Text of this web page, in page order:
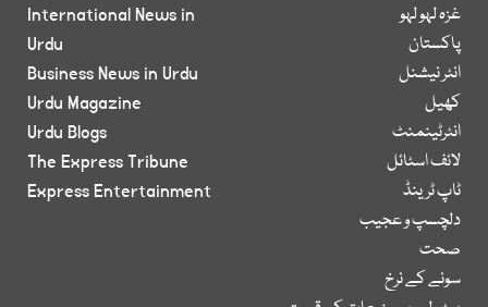
غزہ لہو لہو
پاکستان
انٹر نیشنل
کھیل
انٹرٹینمنٹ
لائف اسٹائل
ٹاپ ٹرینڈ
دلچسپ و عجیب
صحت
سونے کے نرخ
International News in
Urdu
Business News in Urdu
Urdu Magazine
Urdu Blogs
The Express Tribune
Express Entertainment